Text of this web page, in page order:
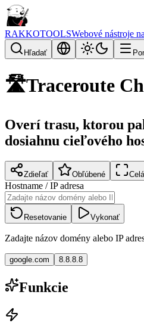
RAKKOTOOLSWebové nástroje
Hľadať
🛣️Traceroute
Overí trasu, ktorou
dosiahnu cieľového
Zdieľať Obľúbené
Hostname / IP adresa
Resetovanie Vykonať
Zadajte názov domény alebo IP
google.com 8.8.8.8
Funkcie